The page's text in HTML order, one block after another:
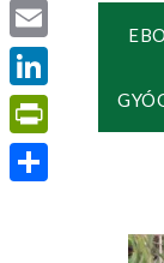
Pinterest
Email
LinkedIn
PrintFriendly